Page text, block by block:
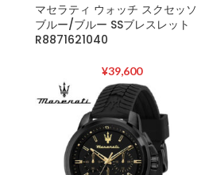
マセラティ ウォッチ スクセッソ
ブルー/ブルー SSブレスレット
R8871621040
¥39,600